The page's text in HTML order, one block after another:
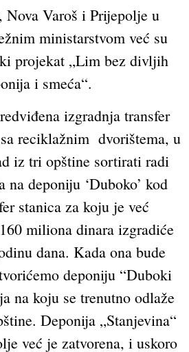
Nova Varoš i Prijepolje u
ministarstvom već su
projekat „Lim bez divljih
i smeća“.
izgradnja transfer
reciklažnim dvorištema, u
iz tri opštine sortirati radi
na deponiju ‘Duboko’ kod
stanica za koju je već
miliona dinara izgradiće
dana. Kada ona bude
deponiju “Duboki
na koju se trenutno odlaže
Deponija „Stanjevina“
već je zatvorena, i uskoro